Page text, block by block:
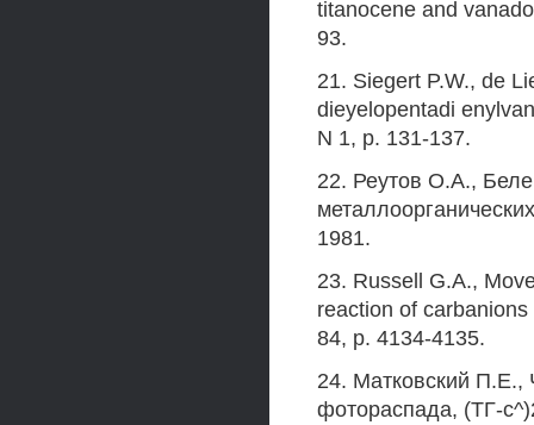
titanocene and
93.
21. Siegert P.W., de
dieyelopentadi
N 1, p. 131-137.
22. Реутов O.A.,
1981.
23. Russell G.A.,
reaction of
84, p. 4134-4135.
24. Матковский П.Е.,
фотораспада, (ТГ-